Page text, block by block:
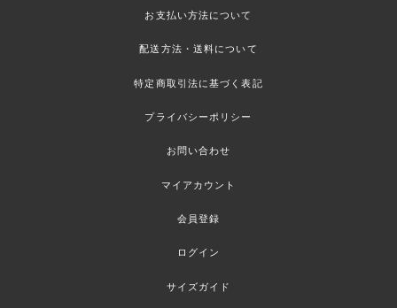
お支払い方法について
配送方法・送料について
特定商取引法に基づく表記
プライバシーポリシー
お問い合わせ
マイアカウント
会員登録
ログイン
サイズガイド